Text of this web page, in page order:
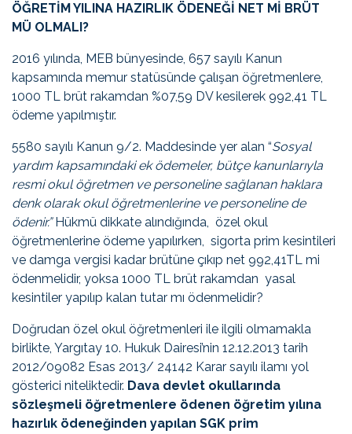
ÖĞRETİM YILINA HAZIRLIK ÖDENEĞİ NET Mİ BRÜT
MÜ OLMALI?
2016 yılında, MEB bünyesinde, 657 sayılı Kanun
kapsamında memur statüsünde çalışan öğretmenlere,
1000 TL brüt rakamdan %07,59 DV kesilerek 992,41 TL
ödeme yapılmıştır.
5580 sayılı Kanun 9/2. Maddesinde yer alan “Sosyal
yardım kapsamındaki ek ödemeler, bütçe kanunlarıyla
resmi okul öğretmen ve personeline sağlanan haklara
denk olarak okul öğretmenlerine ve personeline de
ödenir.” Hükmü dikkate alındığında, özel okul
öğretmenlerine ödeme yapılırken, sigorta prim kesintileri
ve damga vergisi kadar brütüne çıkıp net 992,41TL mi
ödenmelidir, yoksa 1000 TL brüt rakamdan yasal
kesintiler yapılıp kalan tutar mı ödenmelidir?
Doğrudan özel okul öğretmenleri ile ilgili olmamakla
birlikte, Yargıtay 10. Hukuk Dairesi’nin 12.12.2013 tarih
2012/09082 Esas 2013/ 24142 Karar sayılı ilamı yol
gösterici niteliktedir. Dava devlet okullarında
sözleşmeli öğretmenlere ödenen öğretim yılına
hazırlık ödeneğinden yapılan SGK prim